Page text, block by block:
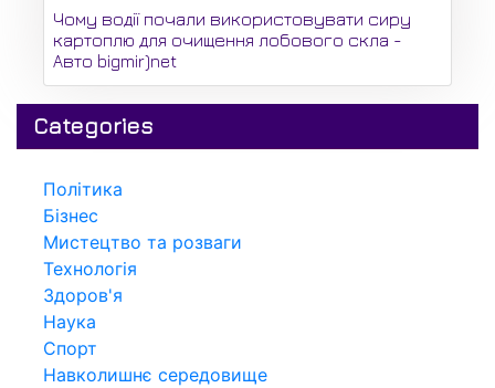
Чому водії почали використовувати сиру
картоплю для очищення лобового скла -
Авто bigmir)net
Categories
Політика
Бізнес
Мистецтво та розваги
Технологія
Здоров'я
Наука
Спорт
Навколишнє середовище